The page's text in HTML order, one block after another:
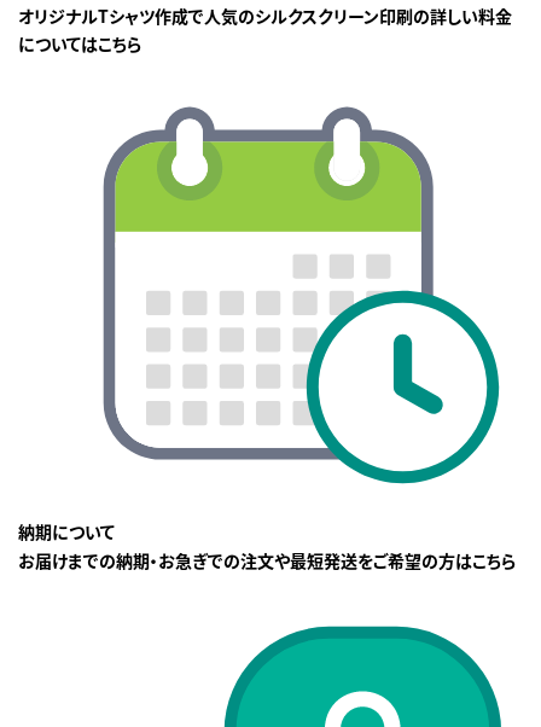
オリジナルTシャツ作成で人気のシルクスクリーン印刷の詳しい料金
についてはこちら
納期について
お届けまでの納期・お急ぎでの注文や最短発送をご希望の方はこちら